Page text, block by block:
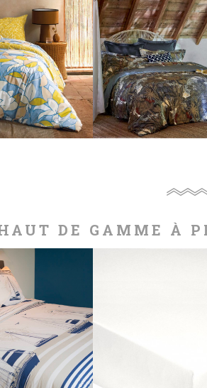
DE
€
PARURE
249,00 €
DE GAMME À
Percale...
35,10 €
Bavoir COW,